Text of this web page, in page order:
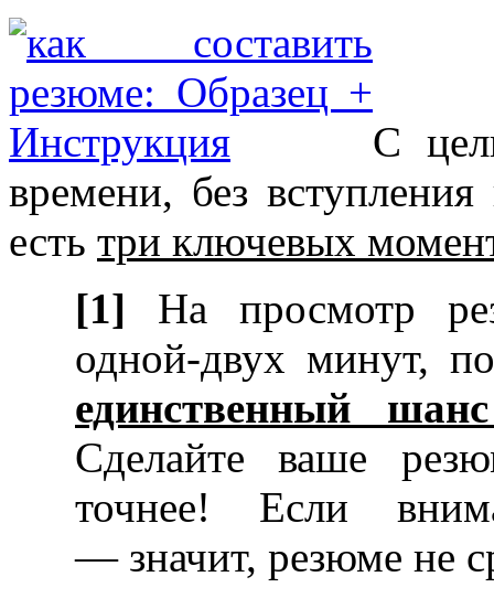
С
времени, без
есть три ключевых
[1] На просмотр
одной-двух минут,
единственный
Сделайте ваше
точнее! Если
— значит, резюме не